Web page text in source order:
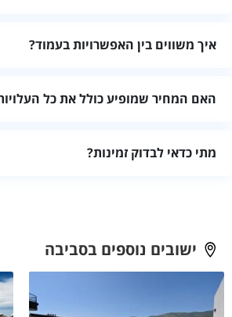
רמת הפרטיות, שעות הכניסה והיציאה ומדיניות
איך משווים בין האפשרויות בעמוד?
האורחים, מחיר כולל וחוות דעת עדכניות.
האם המחיר שמופיע כולל את כל
קיימות תוספות עבור ניקיון, אורחים נוספים או
מתי כדאי לבדוק זמינות?
ישובים נוספים בסביבה